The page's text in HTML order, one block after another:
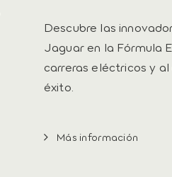
Descubre las
Jaguar en la Fórmula
carreras eléctricos y
éxito.
Más información